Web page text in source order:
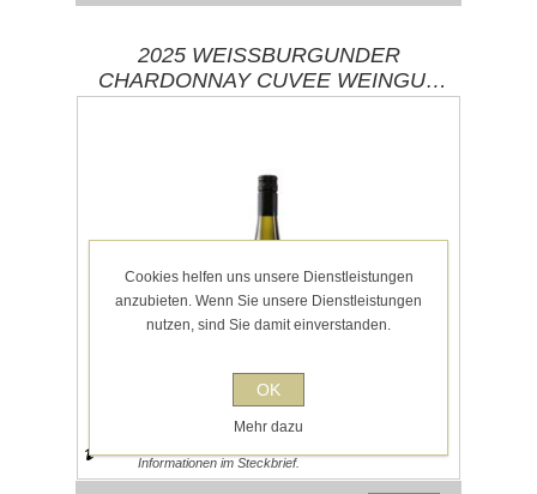
2025 WEISSBURGUNDER
CHARDONNAY CUVEE WEINGUT
SCHITTLER GBR / ZORNHEIM-
Informationen im Steckbrief.
Cookies helfen uns unsere Dienstleistungen
anzubieten. Wenn Sie unsere Dienstleistungen
nutzen, sind Sie damit einverstanden.
OK
Mehr dazu